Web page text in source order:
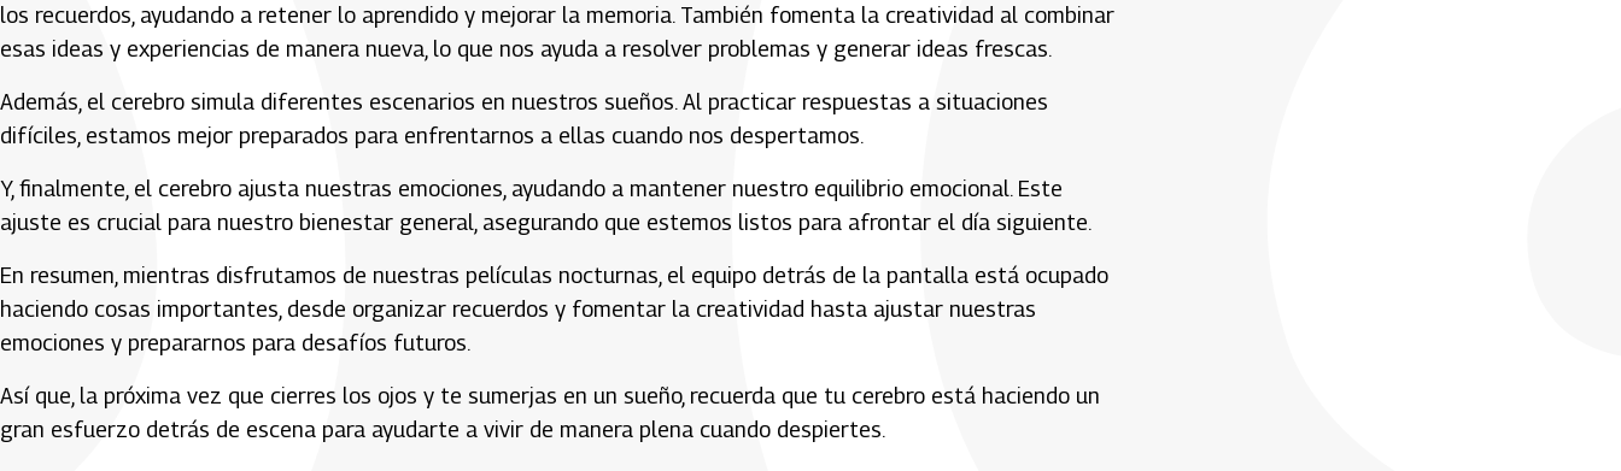
los recuerdos, ayudando a retener lo aprendido y mejorar la memoria. También fomenta la creatividad al combinar
esas ideas y experiencias de manera nueva, lo que nos ayuda a resolver problemas y generar ideas frescas.
Además, el cerebro simula diferentes escenarios en nuestros sueños. Al practicar respuestas a situaciones
difíciles, estamos mejor preparados para enfrentarnos a ellas cuando nos despertamos.
Y, finalmente, el cerebro ajusta nuestras emociones, ayudando a mantener nuestro equilibrio emocional. Este
ajuste es crucial para nuestro bienestar general, asegurando que estemos listos para afrontar el día siguiente.
En resumen, mientras disfrutamos de nuestras películas nocturnas, el equipo detrás de la pantalla está ocupado
haciendo cosas importantes, desde organizar recuerdos y fomentar la creatividad hasta ajustar nuestras
emociones y prepararnos para desafíos futuros.
Así que, la próxima vez que cierres los ojos y te sumerjas en un sueño, recuerda que tu cerebro está haciendo un
gran esfuerzo detrás de escena para ayudarte a vivir de manera plena cuando despiertes.